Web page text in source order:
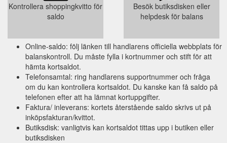
Kontrollera shoppingkvitto för
saldo
Besök butiksdisken eller
helpdesk för balans
Online-saldo: följ länken till handlarens officiella webbplats för
balanskontroll. Du måste fylla i kortnummer och stift för att
hämta kortsaldot.
Telefonsamtal: ring handlarens supportnummer och fråga
om du kan kontrollera kortsaldot. Du kanske kan få saldo på
telefonen efter att ha lämnat kortuppgifter.
Faktura/ inleverans: kortets återstående saldo skrivs ut på
inköpsfakturan/kvittot.
Butiksdisk: vanligtvis kan kortsaldot tittas upp i butiken eller
butiksdisken